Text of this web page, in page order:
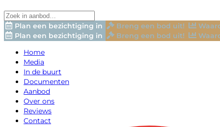
Plan een bezichtiging in Breng een bod uit!
Plan een bezichtiging in
Breng een bod uit!
Home
Media
In de buurt
Documenten
Aanbod
Over ons
Reviews
Contact